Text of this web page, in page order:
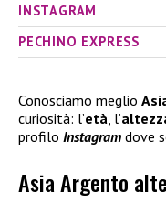
INSTAGRAM
PECHINO EXPRESS
Conosciamo meglio
curiosità: l’età , l’
profilo Instagram dove
Asia Argento